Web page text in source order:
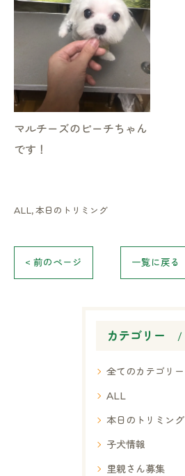
マルチーズのピーチちゃん
です！
ALL 本日のトリミング
< 前のページ 一覧に戻る
カテゴリー
全てのカテゴリー
ALL
本日のトリミング
子犬情報
里親さん募集